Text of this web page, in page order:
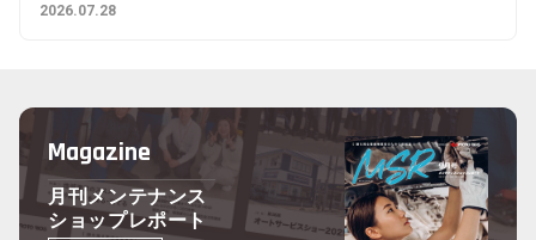
2026.07.28
Magazine
月刊メンテナンス
ショップレポート